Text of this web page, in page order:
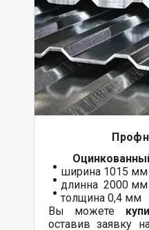
ширина 1015 мм
длинна 2000 мм
толщина 0,4 мм
Вы можете
оставив заявку